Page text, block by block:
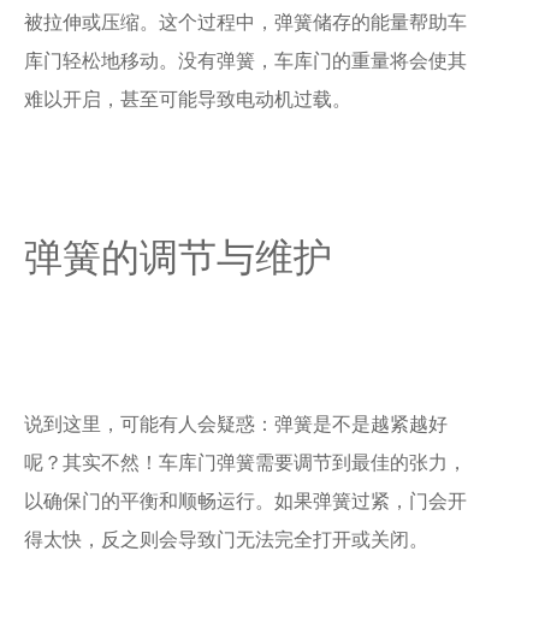
被拉伸或压缩。这个过程中，弹簧储存的能量帮助车
库门轻松地移动。没有弹簧，车库门的重量将会使其
难以开启，甚至可能导致电动机过载。
弹簧的调节与维护
说到这里，可能有人会疑惑：弹簧是不是越紧越好
呢？其实不然！车库门弹簧需要调节到最佳的张力，
以确保门的平衡和顺畅运行。如果弹簧过紧，门会开
得太快，反之则会导致门无法完全打开或关闭。